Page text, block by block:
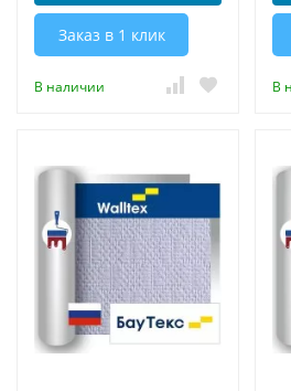
Заказ в 1 клик
В наличии В